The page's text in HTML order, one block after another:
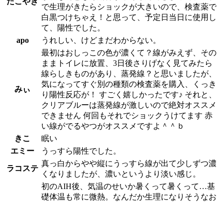
で生理がきたらショックが大きいので、検査薬で
白黒つけちゃえ！と思って、予定日当日に使用し
て、陽性でした。
apo
うれしい、けどまだわからない。
みぃ
最初はおしっこの色が濃くて？線がみえず、その
ままトイレに放置、3日後さりげなく見てみたら
線らしきものがあり、蒸発線？と思いましたが、
気になってすぐ別の種類の検査薬を購入、くっき
り陽性反応が！ すごく嬉しかったです♪ それと、
クリアブルーは蒸発線が激しいので絶対オススメ
できません 何回もそれでショックうけてます 赤
い線がでるやつがオススメですよ＾＾ｂ
きこ
眠い
エミー
うっすら陽性でした。
ラコステ
真っ白からやや縦にうっすら線が出て少しずつ濃
くなりましたが、濃いというより淡い感じ。
初のAIH後、気温のせいか暑くって暑くって…基
礎体温も常に微熱。なんだか生理になりそうなお